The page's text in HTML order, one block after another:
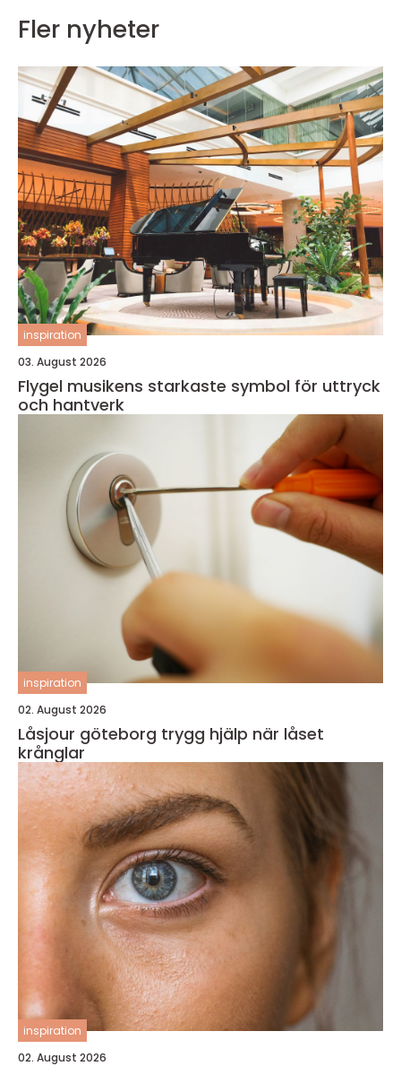
Fler nyheter
inspiration
03. August 2026
Flygel musikens starkaste symbol för uttryck
och hantverk
inspiration
02. August 2026
Låsjour göteborg trygg hjälp när låset
krånglar
inspiration
02. August 2026